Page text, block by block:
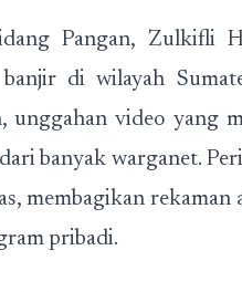
Pangan, Zulkifli
di wilayah
unggahan video yang
banyak warganet.
membagikan rekaman
pribadi.